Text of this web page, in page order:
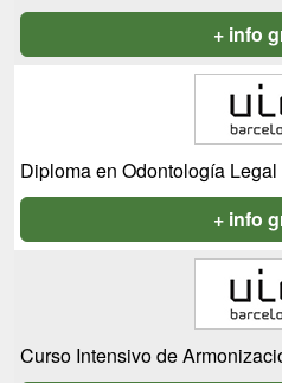
+ info
Diploma en Odontología
+ info
Curso Intensivo de